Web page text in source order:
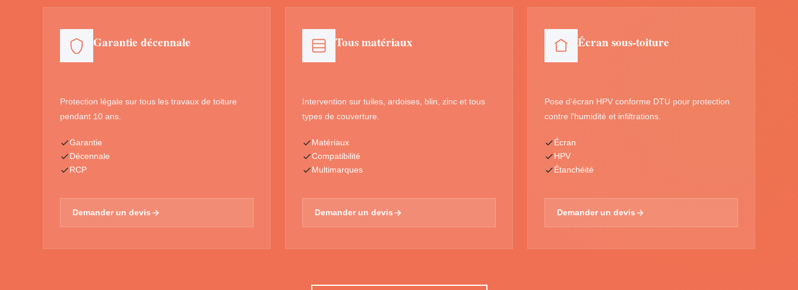
Garantie décennale
Protection légale sur tous les travaux de toiture
pendant 10 ans.
Garantie
Décennale
RCP
Demander un devis
Tous matériaux
Intervention sur tuiles, ardoises, blin, zinc et tous
types de couverture.
Matériaux
Compatibilité
Multimarques
Demander un devis
Écran sous-toiture
Pose d'écran HPV conforme DTU pour protection
contre l'humidité et infiltrations.
Écran
HPV
Étanchéité
Demander un devis